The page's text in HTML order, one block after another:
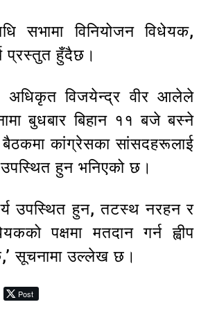
सभामा विनियोजन विधेयक,
प्रस्तुत हुँदैछ।
अधिकृत विजयेन्द्र वीर आलेले
बुधबार बिहान ११ बजे बस्ने
बैठकमा कांग्रेसका सांसदहरूलाई
उपस्थित हुन भनिएको छ।
उपस्थित हुन, तटस्थ नरहन र
पक्षमा मतदान गर्न ह्वीप
सूचनामा उल्लेख छ।
Post